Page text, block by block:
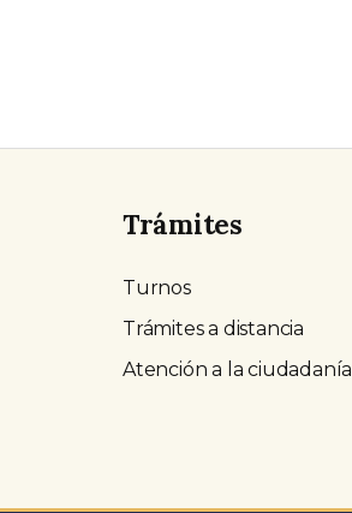
Trámites
Turnos
Trámites a distancia
Atención a la ciudadanía